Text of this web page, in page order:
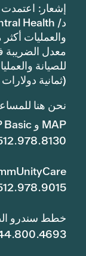
إشعار:
والعمليات
(ثمانية
نحن هنا
MAP و MAP Basic
خطط سندرو